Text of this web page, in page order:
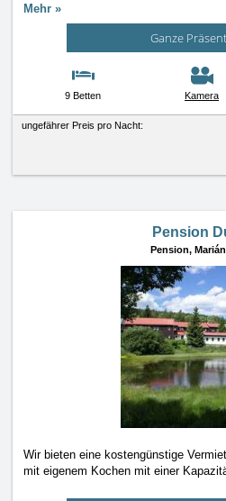
Mehr »
Ganze
9 Betten Kamera
ungefährer Preis pro Nacht:
Pension
Pension,
Wir bieten eine kostengünstige
mit eigenem Kochen mit einer